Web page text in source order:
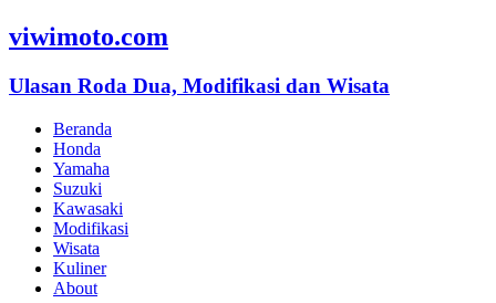
viwimoto.com
Ulasan Roda Dua, Modifikasi dan Wisata
Beranda
Honda
Yamaha
Suzuki
Kawasaki
Modifikasi
Wisata
Kuliner
About